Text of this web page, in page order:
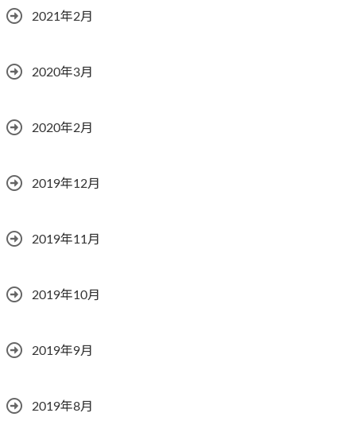
2021年2月
2020年3月
2020年2月
2019年12月
2019年11月
2019年10月
2019年9月
2019年8月